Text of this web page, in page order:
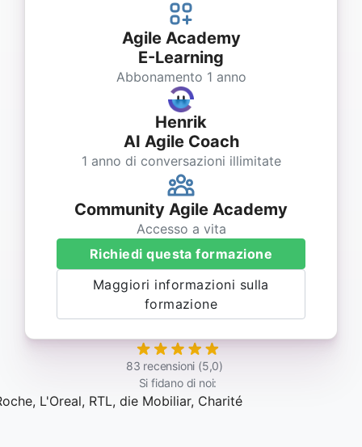
Agile Academy
E-Learning
Abbonamento 1 anno
Henrik
AI Agile Coach
1 anno di conversazioni illimitate
Community Agile Academy
Accesso a vita
Richiedi questa formazione
Maggiori informazioni sulla
formazione
83 recensioni (5,0)
Si fidano di noi: